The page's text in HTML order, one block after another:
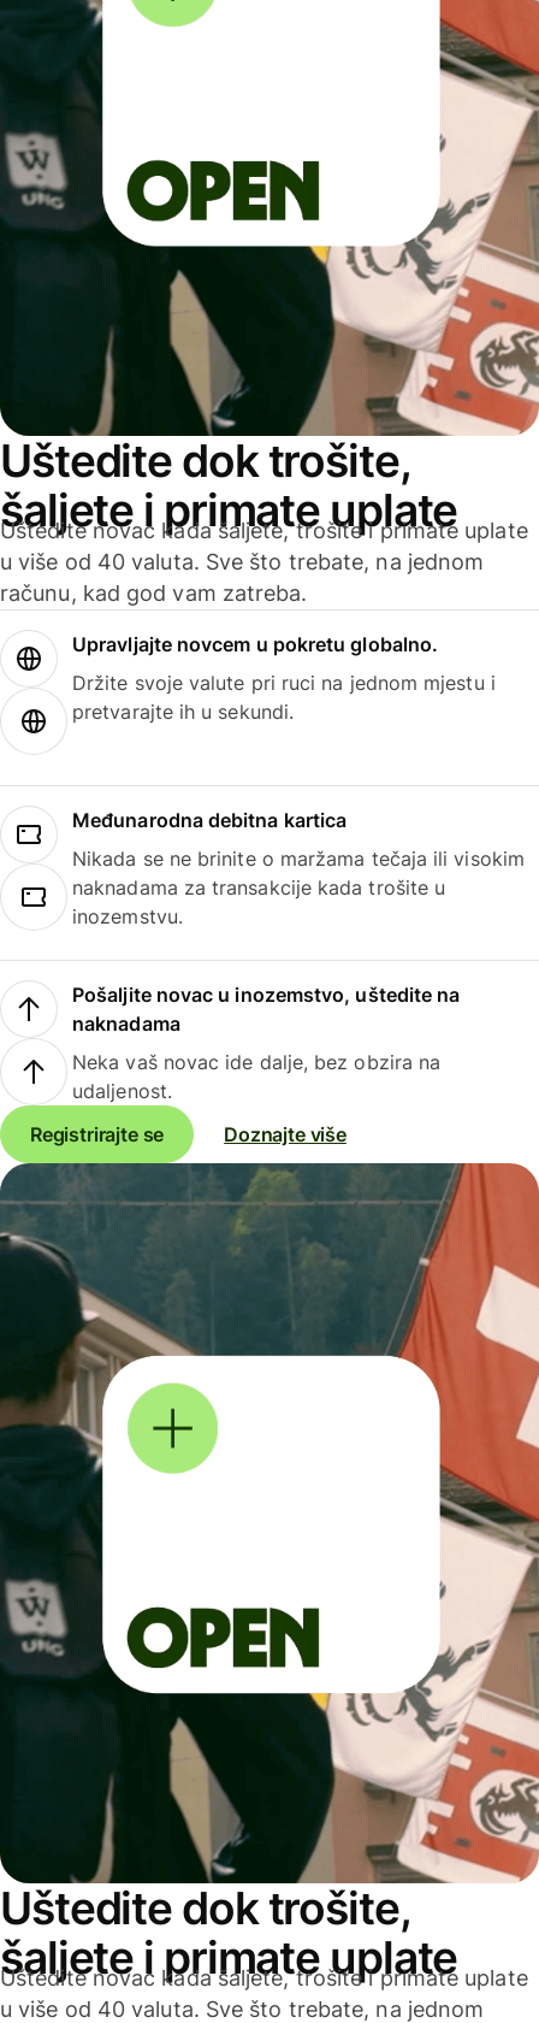
Uštedite dok trošite,
šaljete i primate uplate
Uštedite novac kada šaljete, trošite i primate uplate
u više od 40 valuta. Sve što trebate, na jednom
računu, kad god vam zatreba.
Upravljajte novcem u pokretu globalno.
Držite svoje valute pri ruci na jednom mjestu i
pretvarajte ih u sekundi.
Međunarodna debitna kartica
Nikada se ne brinite o maržama tečaja ili visokim
naknadama za transakcije kada trošite u
inozemstvu.
Pošaljite novac u inozemstvo, uštedite na
naknadama
Neka vaš novac ide dalje, bez obzira na
udaljenost.
Registrirajte se
Doznajte više
Uštedite dok trošite,
šaljete i primate uplate
Uštedite novac kada šaljete, trošite i primate uplate
u više od 40 valuta. Sve što trebate, na jednom